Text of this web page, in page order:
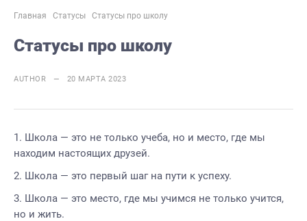
Главная Статусы Статусы про школу
Статусы про школу
AUTHOR — 20 МАРТА 2023
Школа — это не только учеба, но и место, где мы
находим настоящих друзей.
Школа — это первый шаг на пути к успеху.
Школа — это место, где мы учимся не только учится,
но и жить.